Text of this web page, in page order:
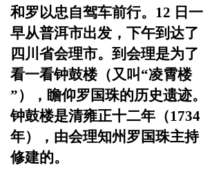
和罗以忠自驾车前行。12 日一
早从普洱市出发，下午到达了
四 川省会理市。到会理是为了
看一看钟鼓楼（又叫“凌霄楼
”）， 瞻仰罗国珠的历史遗迹。
钟鼓楼是清雍正十二年（1734
年）， 由会理知州罗国珠主持
修建的。